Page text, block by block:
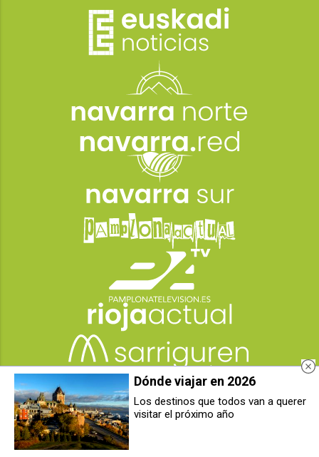
Paula García Medrano: la
psicóloga navarra que planta cara
a la ansiedad y la dependencia
emocional
NAGRIFOOD celebra diez años
Dónde viajar en 2026
Los destinos que todos van a querer
visitar el próximo año